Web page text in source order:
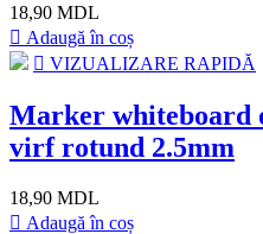
18,90 MDL
Adaugă în coș
VIZUALIZARE RAPIDĂ
Marker whiteboard
virf rotund 2.5mm
18,90 MDL
Adaugă în coș